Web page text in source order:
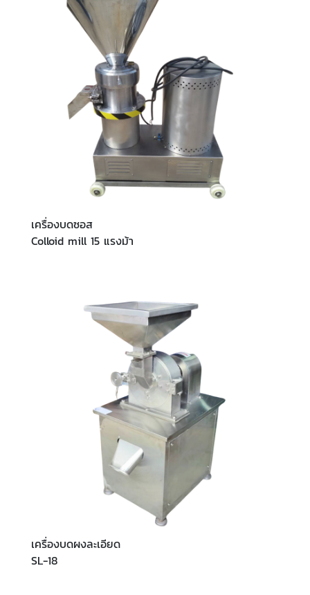
เครื่องบดซอส
Colloid mill 15 แรงม้า
เครื่องบดผงละเอียด
SL-18